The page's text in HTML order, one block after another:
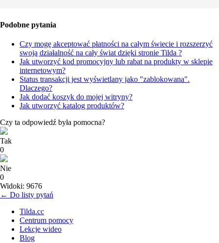
Podobne pytania
Czy mogę akceptować płatności na całym świecie i rozszerzyć
swoją działalność na cały świat dzięki stronie Tilda ?
Jak utworzyć kod promocyjny lub rabat na produkty w sklepie
internetowym?
Status transakcji jest wyświetlany jako "zablokowana".
Dlaczego?
Jak dodać koszyk do mojej witryny?
Jak utworzyć katalog produktów?
Czy ta odpowiedź była pomocna?
Tak
0
Nie
0
Widoki: 9676
← Do listy pytań
Tilda.cc
Centrum pomocy
Lekcje wideo
Blog